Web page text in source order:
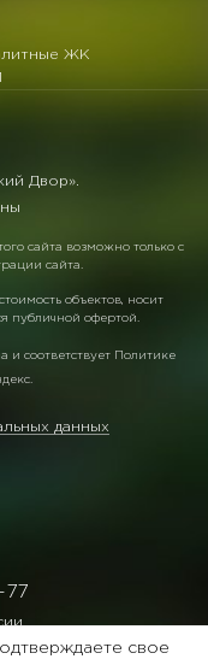
ЖК
Двор».
сайта возможно только с
сайта.
объектов, носит
публичной офертой.
и соответствует Политике
.
данных
свое